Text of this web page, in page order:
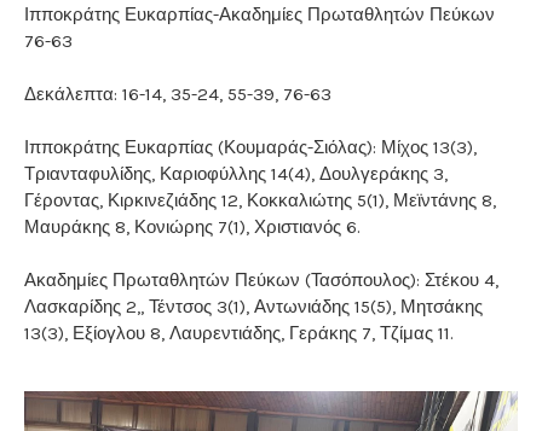
Ιπποκράτης Ευκαρπίας-Ακαδημίες Πρωταθλητών Πεύκων
76-63
Δεκάλεπτα: 16-14, 35-24, 55-39, 76-63
Ιπποκράτης Ευκαρπίας (Κουμαράς-Σιόλας): Μίχος 13(3),
Τριανταφυλίδης, Καριοφύλλης 14(4), Δουλγεράκης 3,
Γέροντας, Κιρκινεζιάδης 12, Κοκκαλιώτης 5(1), Μεϊντάνης 8,
Μαυράκης 8, Κονιώρης 7(1), Χριστιανός 6.
Ακαδημίες Πρωταθλητών Πεύκων (Τασόπουλος): Στέκου 4,
Λασκαρίδης 2,, Τέντσος 3(1), Αντωνιάδης 15(5), Μητσάκης
13(3), Εξίογλου 8, Λαυρεντιάδης, Γεράκης 7, Τζίμας 11.